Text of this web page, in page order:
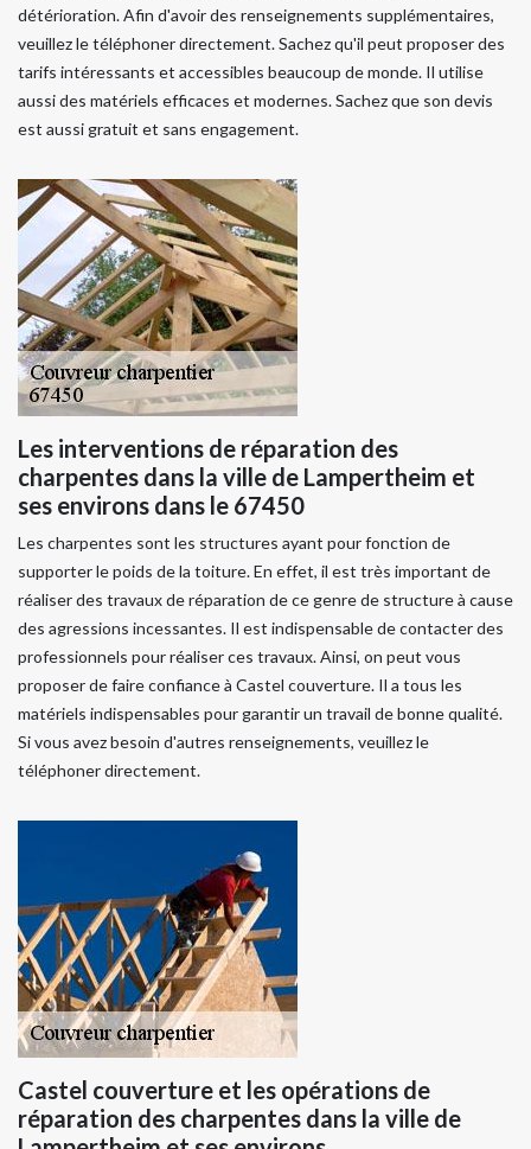
détérioration. Afin d'avoir des renseignements supplémentaires,
veuillez le téléphoner directement. Sachez qu'il peut proposer des
tarifs intéressants et accessibles beaucoup de monde. Il utilise
aussi des matériels efficaces et modernes. Sachez que son devis
est aussi gratuit et sans engagement.
Les interventions de réparation des
charpentes dans la ville de Lampertheim et
ses environs dans le 67450
Les charpentes sont les structures ayant pour fonction de
supporter le poids de la toiture. En effet, il est très important de
réaliser des travaux de réparation de ce genre de structure à cause
des agressions incessantes. Il est indispensable de contacter des
professionnels pour réaliser ces travaux. Ainsi, on peut vous
proposer de faire confiance à Castel couverture. Il a tous les
matériels indispensables pour garantir un travail de bonne qualité.
Si vous avez besoin d'autres renseignements, veuillez le
téléphoner directement.
Castel couverture et les opérations de
réparation des charpentes dans la ville de